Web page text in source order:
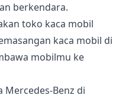
berkendara.
toko kaca mobil
kaca mobil di
mobilmu ke
Mercedes-Benz di